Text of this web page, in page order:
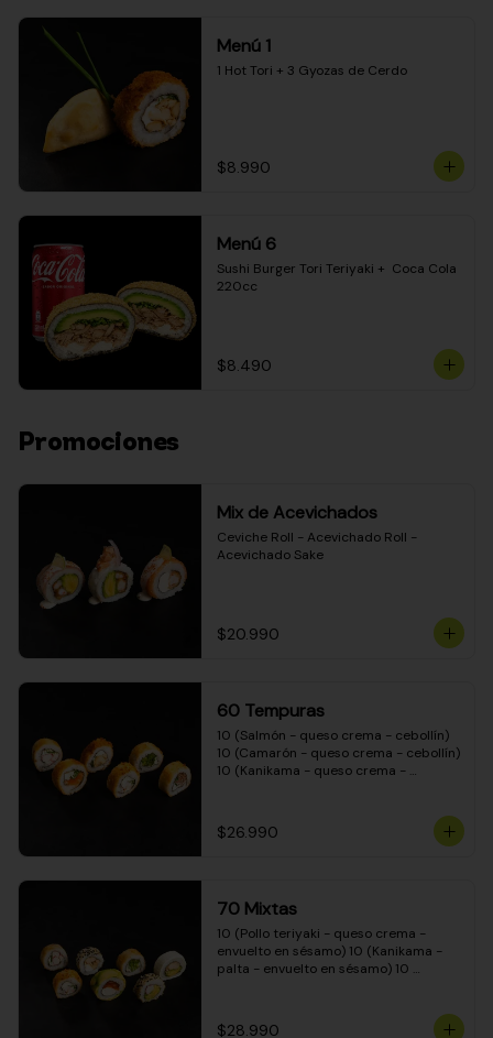
Menú 1
1 Hot Tori + 3 Gyozas de Cerdo
$8.990
Menú 6
Sushi Burger Tori Teriyaki +  Coca Cola
220cc
$8.490
Promociones
Mix de Acevichados
Ceviche Roll - Acevichado Roll -
Acevichado Sake
$20.990
60 Tempuras
10 (Salmón - queso crema - cebollín)
10 (Camarón - queso crema - cebollín)
10 (Kanikama - queso crema -
crema - cebollín) 10 (Carne - queso
crema - cebollín)
$26.990
70 Mixtas
10 (Pollo teriyaki - queso crema -
envuelto en sésamo) 10 (Kanikama -
palta - envuelto en sésamo) 10
- envuelto en queso crema) 10
$28.990